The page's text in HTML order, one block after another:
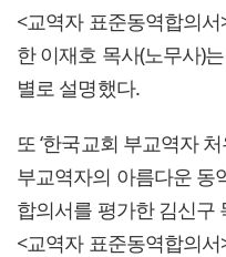
<교역자 표준동역합의
한 이재호 목사(노무사)
별로 설명했다.
또 ‘한국교회 부교역자
부교역자의 아름다운 동
합의서를 평가한 김신구
<교역자 표준동역합의